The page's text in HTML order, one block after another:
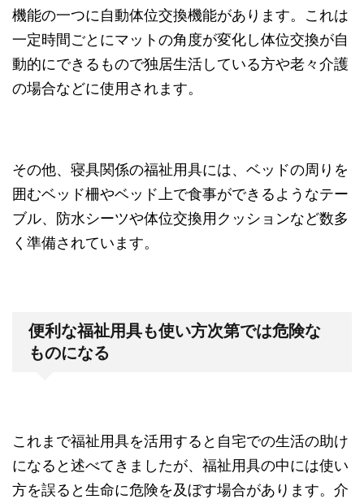
機能の一つに自動体位交換機能があります。これは
一定時間ごとにマットの角度が変化し体位交換が自
動的にできるもので独居生活している方や老々介護
の場合などに使用されます。
その他、寝具関係の福祉用具には、ベッドの周りを
囲むベッド柵やベッド上で食事ができるようなテー
ブル、防水シーツや体位交換用クッションなど数多
く準備されています。
便利な福祉用具も使い方次第では危険な
ものになる
これまで福祉用具を活用すると自宅での生活の助け
になると述べてきましたが、福祉用具の中には使い
方を誤ると生命に危険を及ぼす場合があります。介